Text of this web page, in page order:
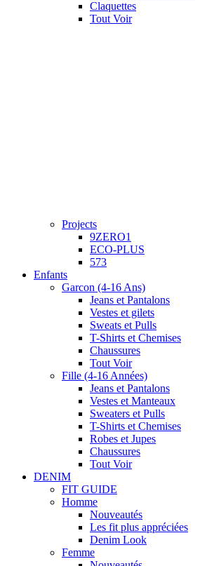
Claquettes
Tout Voir
Projects
9ZERO1
ECO-PLUS
573
Enfants
Garcon (4-16 Ans)
Jeans et Pantalons
Vestes et gilets
Sweats et Pulls
T-Shirts et Chemises
Chaussures
Tout Voir
Fille (4-16 Années)
Jeans et Pantalons
Vestes et Manteaux
Sweaters et Pulls
T-Shirts et Chemises
Robes et Jupes
Chaussures
Tout Voir
DENIM
FIT GUIDE
Homme
Nouveautés
Les fit plus appréciées
Denim Look
Femme